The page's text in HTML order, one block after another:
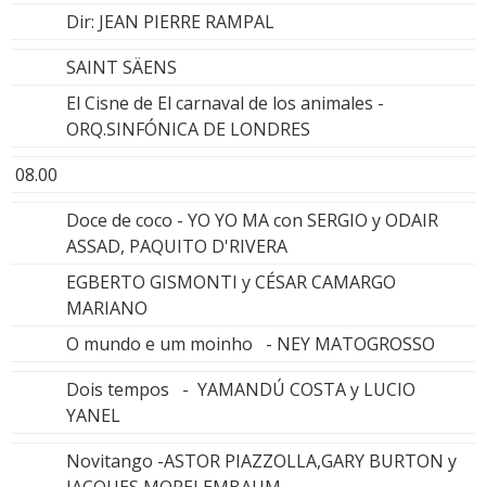
Dir: JEAN PIERRE RAMPAL
SAINT SÄENS
El Cisne de El carnaval de los animales -
ORQ.SINFÓNICA DE LONDRES
08.00
Doce de coco - YO YO MA con SERGIO y ODAIR
ASSAD, PAQUITO D'RIVERA
EGBERTO GISMONTI y CÉSAR CAMARGO
MARIANO
O mundo e um moinho - NEY MATOGROSSO
Dois tempos - YAMANDÚ COSTA y LUCIO
YANEL
Novitango -ASTOR PIAZZOLLA,GARY BURTON y